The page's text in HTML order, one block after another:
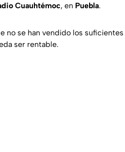
Cuauhtémoc, en Puebla.
no se han vendido los suficientes
ser rentable.